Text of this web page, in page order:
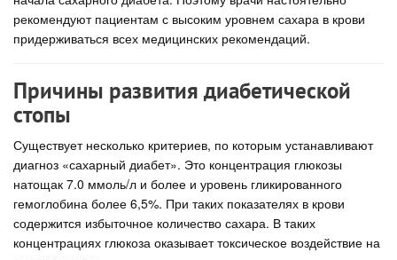
рекомендуют пациентам с высоким уровнем сахара в крови
придерживаться всех медицинских рекомендаций.
Причины развития диабетической
стопы
Существует несколько критериев, по которым устанавливают
диагноз «сахарный диабет». Это концентрация глюкозы
натощак 7.0 ммоль/л и более и уровень гликированного
гемоглобина более 6,5%. При таких показателях в крови
содержится избыточное количество сахара. В таких
концентрациях глюкоза оказывает токсическое воздействие на